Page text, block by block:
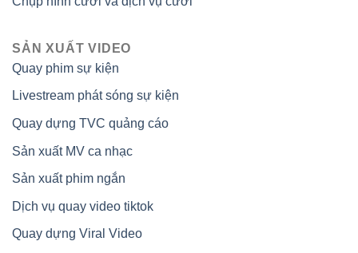
SẢN XUẤT VIDEO
Quay phim sự kiện
Livestream phát sóng sự kiện
Quay dựng TVC quảng cáo
Sản xuất MV ca nhạc
Sản xuất phim ngắn
Dịch vụ quay video tiktok
Quay dựng Viral Video